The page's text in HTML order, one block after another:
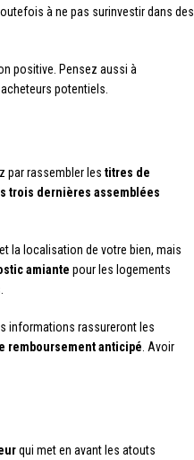
à ne pas surinvestir dans des
positive. Pensez aussi à
potentiels.
par rassembler les titres de
trois dernières assemblées
la localisation de votre bien, mais
amiante pour les logements
informations rassureront les
remboursement anticipé . Avoir
qui met en avant les atouts